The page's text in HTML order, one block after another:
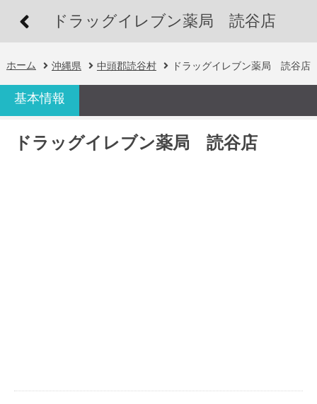
ドラッグイレブン薬局 読谷店
ホーム 沖縄県 中頭郡読谷村 ドラッグイレブン薬局 読谷店
基本情報
ドラッグイレブン薬局 読谷店